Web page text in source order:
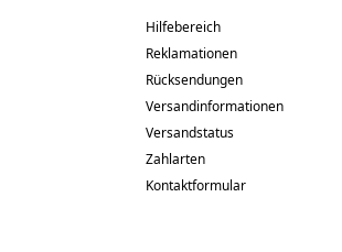
Hilfebereich
Reklamationen
Rücksendungen
Versandinformationen
Versandstatus
Zahlarten
Kontaktformular